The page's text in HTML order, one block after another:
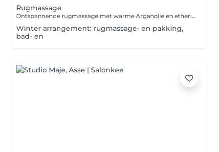
Rugmassage
Ontspannende rugmassage met warme Arganolie en etherische olie
Winter arrangement: rugmassage- en pakking,
bad- en